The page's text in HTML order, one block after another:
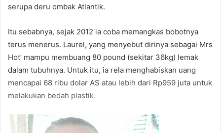
serupa deru ombak Atlantik.
Itu sebabnya, sejak 2012 ia coba memangkas bobotnya
terus menerus. Laurel, yang menyebut dirinya sebagai Mrs
Hot’ mampu membuang 80 pound (sekitar 36kg) lemak
dalam tubuhnya. Untuk itu, ia rela menghabiskan uang
mencapai 68 ribu dolar AS atau lebih dari Rp959 juta untuk
melakukan bedah plastik.